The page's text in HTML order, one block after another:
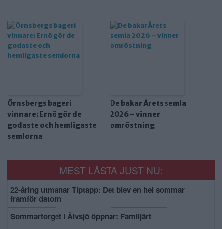
Örnsbergs bageri
vinnare: Ernö gör de
godaste och hemligaste
semlorna
De bakar Årets semla
2026 – vinner
omröstning
MEST LÄSTA JUST NU:
22-åring utmanar Tiptapp: Det blev en hel sommar
framför datorn
Sommartorget i Älvsjö öppnar: Familjärt